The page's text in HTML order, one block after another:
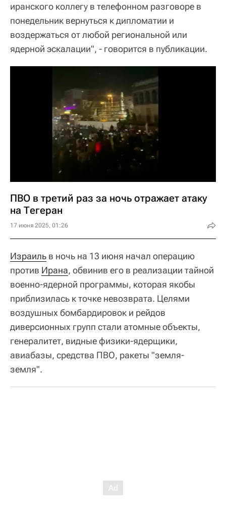
иранского коллегу в телефонном разговоре в
понедельник вернуться к дипломатии и
воздержаться от любой региональной или
ядерной эскалации", - говорится в публикации.
ПВО в третий раз за ночь отражает атаку
на Тегеран
17 июня 2025, 01:26
Израиль в ночь на 13 июня начал операцию
против Ирана, обвинив его в реализации тайной
военно-ядерной программы, которая якобы
приблизилась к точке невозврата. Целями
воздушных бомбардировок и рейдов
диверсионных групп стали атомные объекты,
генералитет, видные физики-ядерщики,
авиабазы, средства ПВО, ракеты "земля-
земля".